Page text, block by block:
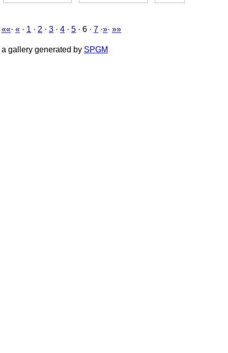
««· « · 1 · 2 · 3 · 4 · 5 · 6 · 7 ·»· »»
a gallery generated by SPGM